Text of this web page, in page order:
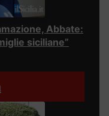
Abbate:
siciliane”